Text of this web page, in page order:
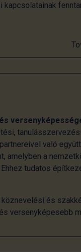
kapcsolatainak
való
amelyben a
tudatos
köznevelési és
versenyképesebb